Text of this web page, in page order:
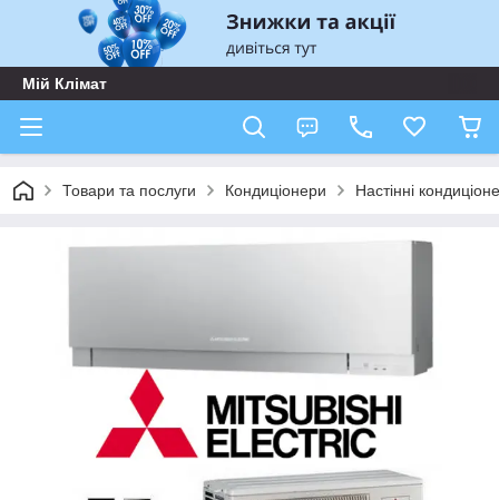
Мій Клімат
Товари та послуги Кондиціонери Настінні